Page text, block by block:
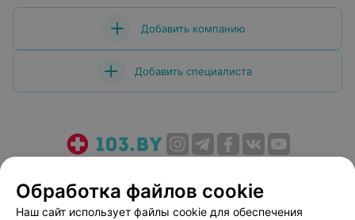
Добавить компанию
Добавить специалиста
Медицинский маркетинг
Публичный договор
Пользовательское соглашение
Способы оплаты
Обработка файлов cookie
Наш сайт использует файлы cookie для обеспечения